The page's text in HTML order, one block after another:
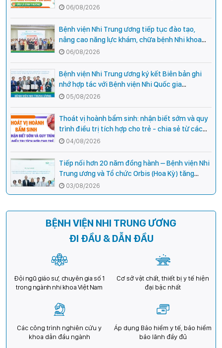
hiệu cần đi khám ngay?
06/08/2026
Bệnh viện Nhi Trung ương tiếp tục đào tạo,
nâng cao năng lực khám, chữa bệnh Nhi khoa
cho cán bộ y tế tại các tỉnh miền núi phía Bắc
06/08/2026
Bệnh viện Nhi Trung ương ký kết Biên bản ghi
nhớ hợp tác với Bệnh viện Nhi Quốc gia
Campuchia
05/08/2026
Thoát vị hoành bẩm sinh: nhận biết sớm và quy
trình điều trị tích hợp cho trẻ - chia sẻ từ các
chuyên gia hàng đầu của Bệnh Viện Nhi Trung
ương
04/08/2026
Tiếp nối hơn 20 năm đồng hành – Bệnh viện Nhi
Trung ương và Tổ chức Orbis (Hoa Kỳ) tăng
cường hợp tác, mở rộng cơ hội bảo vệ thị lực
cho trẻ em Việt Nam
03/08/2026
BỆNH VIỆN NHI TRUNG ƯƠNG
ĐI ĐẦU & DẪN ĐẦU
Đội ngũ giáo sư, chuyên gia số 1
trong ngành nhi khoa Việt Nam
Cơ sở vật chất, thiết bị y tế hiện
đại bậc nhất
Các công trình nghiên cứu y
khoa dẫn đầu ngành
Áp dụng Bảo hiểm y tế, bảo hiểm
bảo lãnh đầy đủ